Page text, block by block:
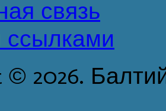
связь
2026.